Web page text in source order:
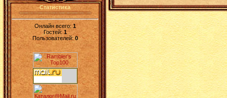
Статистика
Онлайн всего:1
Гостей:1
Пользователей: 0